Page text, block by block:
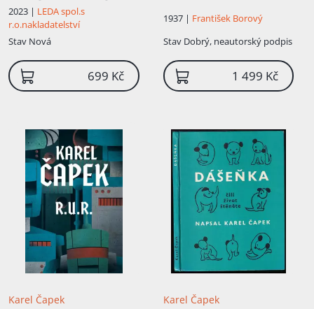
2023 | LEDA spol.s
r.o.nakladatelství
Stav Nová
699 Kč
1937 | František Borový
Stav Dobrý, neautorský podpis
1 499 Kč
Karel Čapek
Karel Čapek